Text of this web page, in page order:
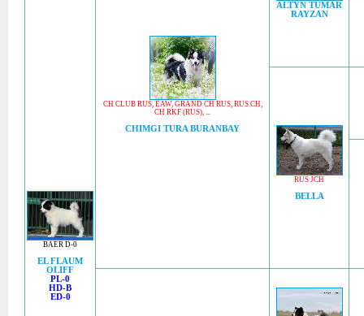
BAER D-0
EL FLAUM
OLIFF
PL-0
HD-B
ED-0
CH CLUB RUS, EAW, GRAND CH RUS, RUS CH,
CH RKF (RUS), ...
CHIMGI TURA BURANBAY
ALTYN TUMAR
RAYZAN
RUS JCH
BELLA